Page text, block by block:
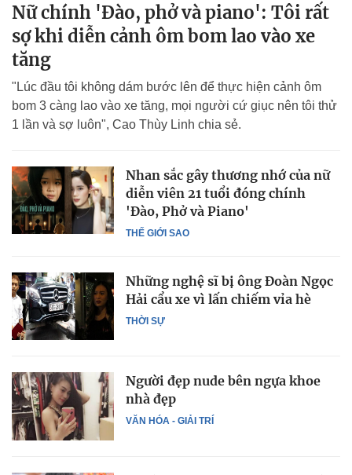
Nữ chính 'Đào, phở và piano': Tôi rất
sợ khi diễn cảnh ôm bom lao vào xe
tăng
"Lúc đầu tôi không dám bước lên để thực hiện cảnh ôm
bom 3 càng lao vào xe tăng, mọi người cứ giục nên tôi thử
1 lần và sợ luôn", Cao Thùy Linh chia sẻ.
THẾ GIỚI SAO
Nhan sắc gây thương nhớ của nữ
diễn viên 21 tuổi đóng chính
'Đào, Phở và Piano'
THỜI SỰ
Những nghệ sĩ bị ông Đoàn Ngọc
Hải cẩu xe vì lấn chiếm vỉa hè
VĂN HÓA - GIẢI TRÍ
Người đẹp nude bên ngựa khoe
nhà đẹp